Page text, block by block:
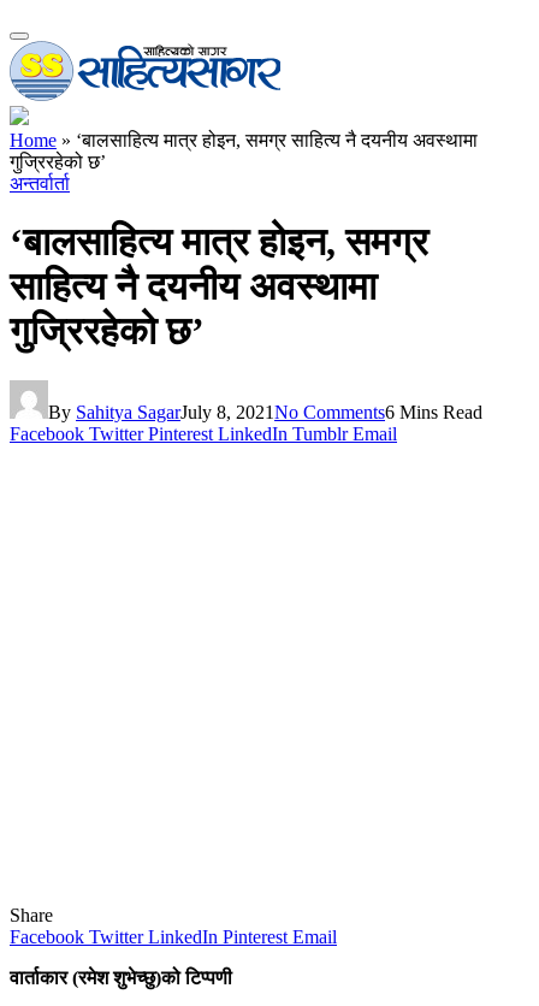
Home » ‘बालसाहित्य मात्र होइन, समग्र साहित्य नै दयनीय अवस्थामा
गुज्रिरहेको छ’
अन्तर्वार्ता
‘बालसाहित्य मात्र होइन, समग्र
साहित्य नै दयनीय अवस्थामा
गुज्रिरहेको छ’
By Sahitya SagarJuly 8, 2021No Comments6 Mins Read
Facebook Twitter Pinterest LinkedIn Tumblr Email
Share
Facebook Twitter LinkedIn Pinterest Email
वार्ताकार (रमेश शुभेच्छु)को टिप्पणी